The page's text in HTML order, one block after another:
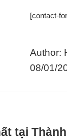
[contact-
Author:
08/01/
tại